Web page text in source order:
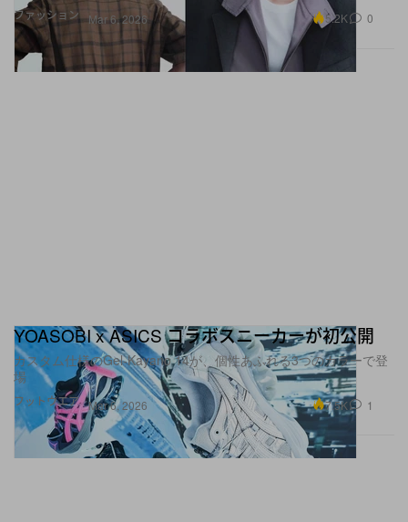
ファッション Mar 6, 2026 5.2K 0
フットウエア
YOASOBI x ASICS コラボスニーカーが初公開
カスタム仕様のGel-Kayano 14が、個性あふれる3つのカラーで登
場
Mar 6, 2026 7.5K 1